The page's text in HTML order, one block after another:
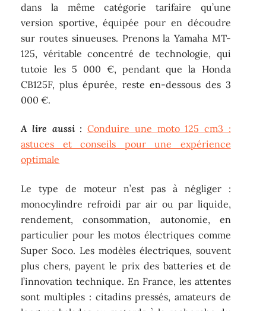
dans la même catégorie tarifaire qu’une
version sportive, équipée pour en découdre
sur routes sinueuses. Prenons la Yamaha MT-
125, véritable concentré de technologie, qui
tutoie les 5 000 €, pendant que la Honda
CB125F, plus épurée, reste en-dessous des 3
000 €.
A lire aussi : Conduire une moto 125 cm3 :
astuces et conseils pour une expérience
optimale
Le type de moteur n’est pas à négliger :
monocylindre refroidi par air ou par liquide,
rendement, consommation, autonomie, en
particulier pour les motos électriques comme
Super Soco. Les modèles électriques, souvent
plus chers, payent le prix des batteries et de
l’innovation technique. En France, les attentes
sont multiples : citadins pressés, amateurs de